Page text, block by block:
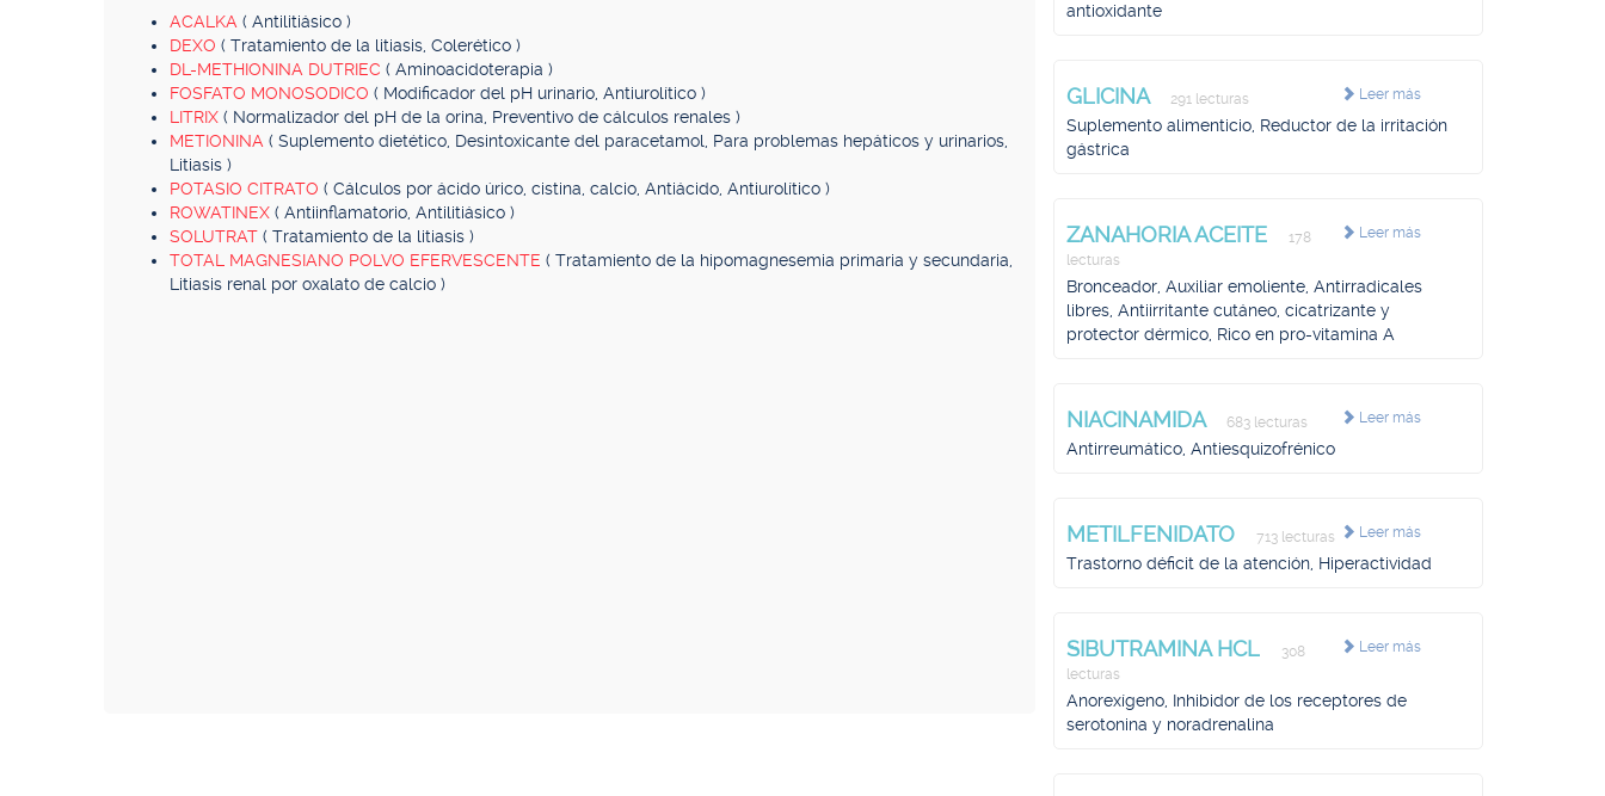
ACALKA ( Antilitiásico )
DEXO ( Tratamiento de la litiasis, Colerético )
DL-METHIONINA DUTRIEC ( Aminoacidoterapia )
FOSFATO MONOSODICO ( Modificador del pH urinario, Antiurolítico )
LITRIX ( Normalizador del pH de la orina, Preventivo de cálculos renales )
METIONINA ( Suplemento dietético, Desintoxicante del paracetamol, Para problemas hepáticos y urinarios,
Litiasis )
POTASIO CITRATO ( Cálculos por ácido úrico, cistina, calcio, Antiácido, Antiurolítico )
ROWATINEX ( Antiinflamatorio, Antilitiásico )
SOLUTRAT ( Tratamiento de la litiasis )
TOTAL MAGNESIANO POLVO EFERVESCENTE ( Tratamiento de la hipomagnesemia primaria y secundaria,
Litiasis renal por oxalato de calcio )
antioxidante
Leer más
GLICINA 291 lecturas
Suplemento alimenticio, Reductor de la irritación
gástrica
Leer más
ZANAHORIA ACEITE
178
lecturas
Bronceador, Auxiliar emoliente, Antirradicales
libres, Antiirritante cutáneo, cicatrizante y
protector dérmico, Rico en pro-vitamina A
Leer más
NIACINAMIDA 683 lecturas
Antirreumático, Antiesquizofrénico
Leer más
METILFENIDATO 713 lecturas
Trastorno déficit de la atención, Hiperactividad
Leer más
SIBUTRAMINA HCL
308
lecturas
Anorexígeno, Inhibidor de los receptores de
serotonina y noradrenalina